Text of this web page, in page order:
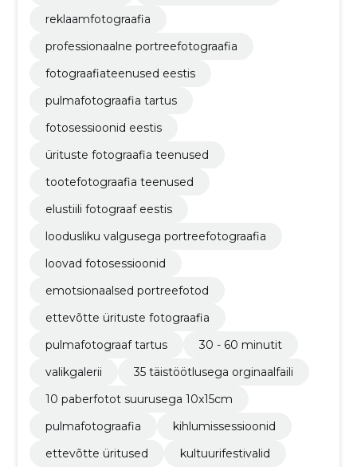
reklaamfotograafia
professionaalne portreefotograafia
fotograafiateenused eestis
pulmafotograafia tartus
fotosessioonid eestis
ürituste fotograafia teenused
tootefotograafia teenused
elustiili fotograaf eestis
loodusliku valgusega portreefotograafia
loovad fotosessioonid
emotsionaalsed portreefotod
ettevõtte ürituste fotograafia
pulmafotograaf tartus
30 - 60 minutit
valikgalerii
35 täistöötlusega orginaalfaili
10 paberfotot suurusega 10x15cm
pulmafotograafia
kihlumissessioonid
ettevõtte üritused
kultuurifestivalid